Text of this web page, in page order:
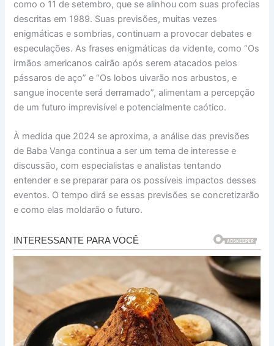
como o 11 de setembro, que se alinhou com suas profecias
descritas em 1989. Suas previsões, muitas vezes
enigmáticas e sombrias, continuam a provocar debates e
especulações. As frases enigmáticas da vidente, como “Os
irmãos americanos cairão após serem atacados pelos
pássaros de aço” e “Os lobos uivarão nos arbustos, e
sangue inocente será derramado”, alimentam a percepção
de um futuro imprevisível e potencialmente caótico.
À medida que 2024 se aproxima, a análise das previsões
de Baba Vanga continua a ser um tema de interesse e
discussão, com especialistas e analistas tentando
entender e se preparar para os possíveis impactos desses
eventos. O tempo dirá se essas previsões se concretizarão
e como elas moldarão o futuro.